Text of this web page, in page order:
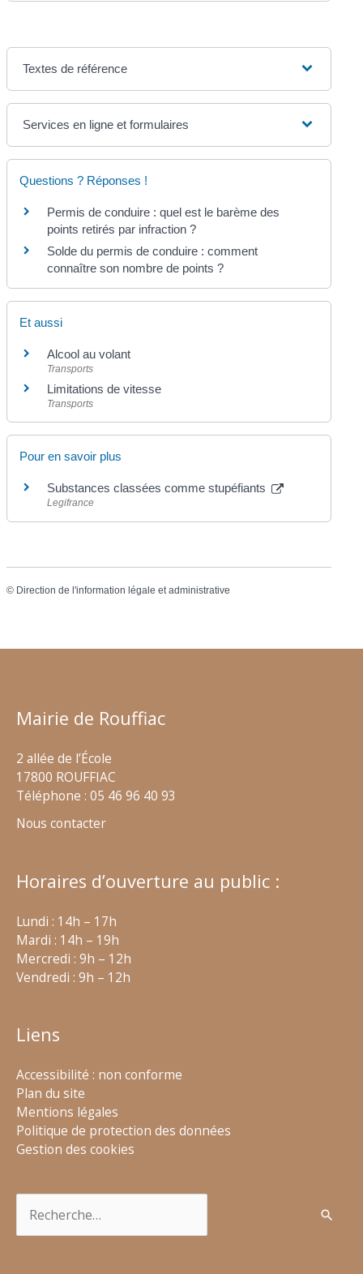
Textes de référence
Services en ligne et formulaires
Questions ? Réponses !
Permis de conduire : quel est le barème des
points retirés par infraction ?
Solde du permis de conduire : comment
connaître son nombre de points ?
Et aussi
Alcool au volant
Transports
Limitations de vitesse
Transports
Pour en savoir plus
Substances classées comme stupéfiants
Legifrance
© Direction de l'information légale et administrative
Mairie de Rouffiac
2 allée de l’École
17800 ROUFFIAC
Téléphone : 05 46 96 40 93
Nous contacter
Horaires d’ouverture au public :
Lundi : 14h – 17h
Mardi : 14h – 19h
Mercredi : 9h – 12h
Vendredi : 9h – 12h
Liens
Accessibilité : non conforme
Plan du site
Mentions légales
Politique de protection des données
Gestion des cookies